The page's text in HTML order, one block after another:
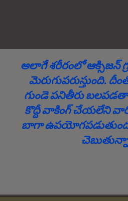
అలాగే శరీరంలో ఆక్సిజన్
మెరుగుపరుస్తుంది.
గుండె పనితీరు
కొద్దీ వాకింగ్ చేయలేని
బాగా